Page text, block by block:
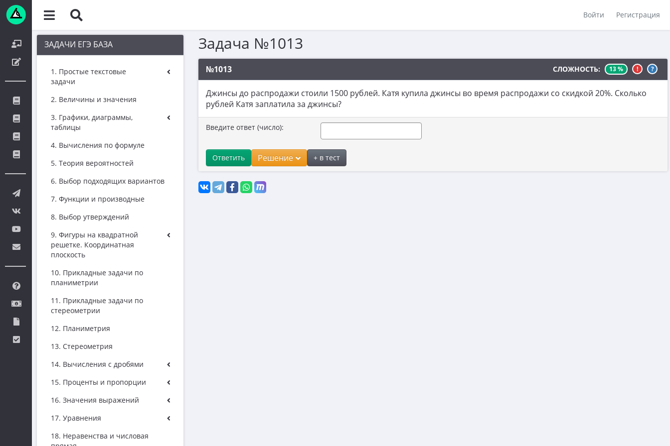
Войти Регистрация
ЗАДАЧИ ЕГЭ БАЗА
1. Простые текстовые
задачи
2. Величины и значения
3. Графики, диаграммы,
таблицы
4. Вычисления по формуле
5. Теория вероятностей
6. Выбор подходящих вариантов
7. Функции и производные
8. Выбор утверждений
9. Фигуры на квадратной
решетке. Координатная
плоскость
10. Прикладные задачи по
планиметрии
11. Прикладные задачи по
стереометрии
12. Планиметрия
13. Стереометрия
14. Вычисления с дробями
15. Проценты и пропорции
16. Значения выражений
17. Уравнения
18. Неравенства и числовая
Задача №1013
№1013 СЛОЖНОСТЬ: 13 % ! ?
Джинсы до распродажи стоили 1500 рублей. Катя купила джинсы во время распродажи со скидкой 20%. Сколько
рублей Катя заплатила за джинсы?
Введите ответ (число):
Ответить Решение + в тест